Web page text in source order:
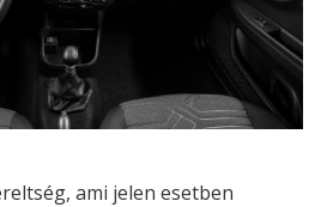
ami jelen esetben